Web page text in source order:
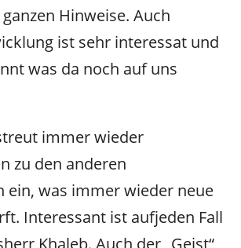
Hinweise. Auch
ist sehr interessat und
was da noch auf uns
immer wieder
zu den anderen
ein, was immer wieder neue
Interessant ist aufjeden Fall
Khaleb. Auch der „Geist“